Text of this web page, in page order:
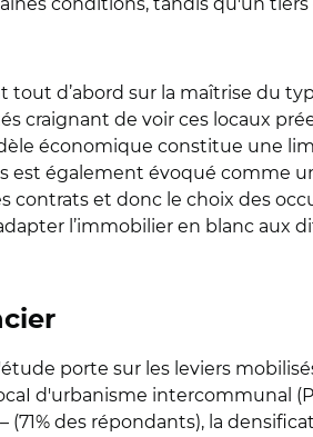
d’abord sur la maîtrise du
craignant de voir ces locaux
économique constitue une
est également évoqué comme
contrats et donc le choix des
l’immobilier en blanc aux
porte sur les leviers
d'urbanisme intercommunal
(71% des répondants), la